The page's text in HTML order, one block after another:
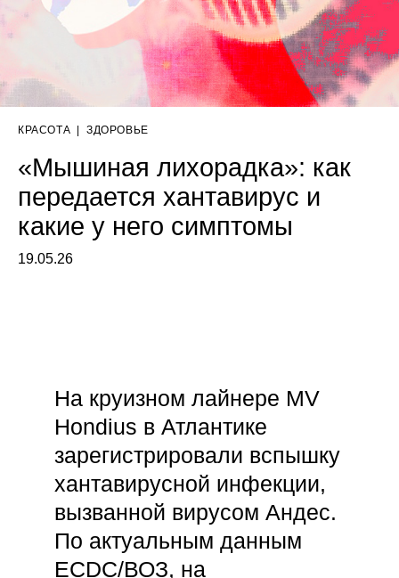
КРАСОТА ЗДОРОВЬЕ
«Мышиная лихорадка»: как
передается хантавирус и
какие у него симптомы
19.05.26
На круизном лайнере MV
Hondius в Атлантике
зарегистрировали вспышку
хантавирусной инфекции,
вызванной вирусом Андес.
По актуальным данным
ECDC/ВОЗ, на